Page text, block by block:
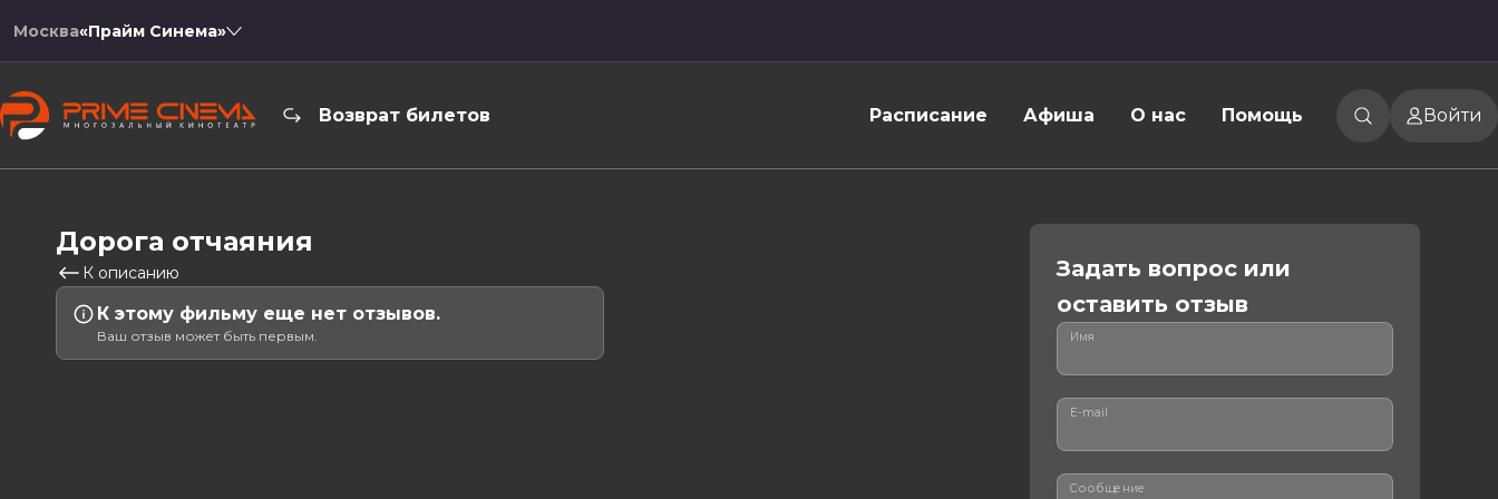
Москва«Прайм Синема»
Возврат билетов Расписание Афиша О нас Помощь Войти
Дорога отчаяния
К описанию
К этому фильму еще нет отзывов.
Ваш отзыв может быть первым.
Задать вопрос или
оставить отзыв
Имя
E-mail
Сообщение